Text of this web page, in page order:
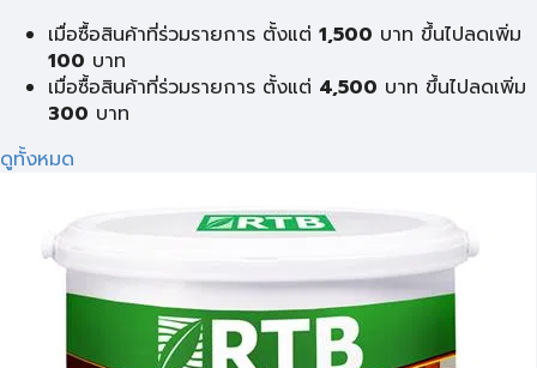
เมื่อซื้อสินค้าที่ร่วมรายการ ตั้งแต่ 1,500 บาท ขึ้นไปลดเพิ่ม
100 บาท
เมื่อซื้อสินค้าที่ร่วมรายการ ตั้งแต่ 4,500 บาท ขึ้นไปลดเพิ่ม
300 บาท
ดูทั้งหมด